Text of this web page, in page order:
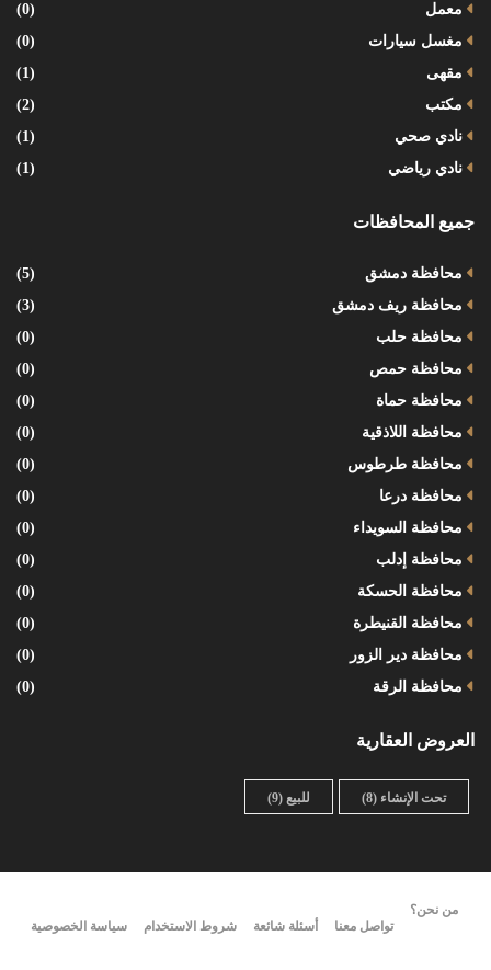
معمل
(0)
مغسل سيارات
(0)
مقهى
(1)
مكتب
(2)
نادي صحي
(1)
نادي رياضي
(1)
جميع المحافظات
محافظة دمشق
(5)
محافظة ريف دمشق
(3)
محافظة حلب
(0)
محافظة حمص
(0)
محافظة حماة
(0)
محافظة اللاذقية
(0)
محافظة طرطوس
(0)
محافظة درعا
(0)
محافظة السويداء
(0)
محافظة إدلب
(0)
محافظة الحسكة
(0)
محافظة القنيطرة
(0)
محافظة دير الزور
(0)
محافظة الرقة
(0)
العروض العقارية
تحت الإنشاء (8) للبيع (9)
من نحن؟
تواصل معنا
أسئلة شائعة شروط الاستخدام سياسة الخصوصية